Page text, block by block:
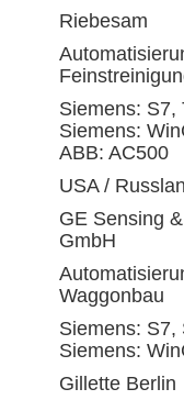
Riebesam
Siemens: S7,
Siemens:
ABB: AC500
USA /
GE Sensing
GmbH
Waggonbau
Siemens: S7,
Siemens:
Gillette Berlin